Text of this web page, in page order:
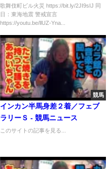
歌舞伎町ビル火災 https://bit.ly/2JI9sIJ 同
日：東海地震 警戒宣言
https://youtu.be/llUZ-Yna...
競馬
インカン半馬身差２着／フェブ
ラリーＳ - 競馬ニュース
このサイトの記事を見る...